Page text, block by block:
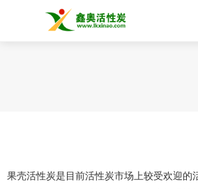
果壳活性炭是目前活性炭市场上较受欢迎的